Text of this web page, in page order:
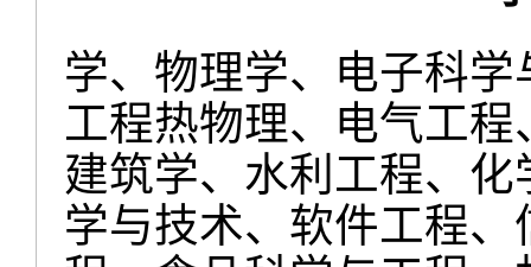
学、物理学、电子科
工程热物理、电气工
建筑学、水利工程、
学与技术、软件工程